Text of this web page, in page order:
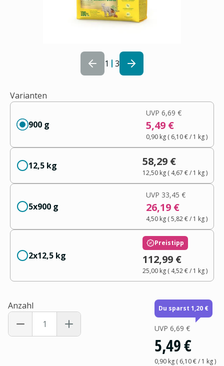
1 3
Varianten
900 g
UVP 6,69 €
5,49 €
0,90 kg( 6,10 €/ 1 kg)
12,5 kg 58,29 €
12,50 kg( 4,67 €/ 1 kg)
5x900 g
UVP 33,45 €
26,19 €
4,50 kg(5,82 €/ 1 kg)
2x12,5 kg
Preistipp
112,99 €
25,00 kg( 4,52 €/ 1 kg)
Anzahl Du sparst 1,20 €
UVP 6,69 €
5,49 €
0,90 kg( 6,10 €/ 1 kg)